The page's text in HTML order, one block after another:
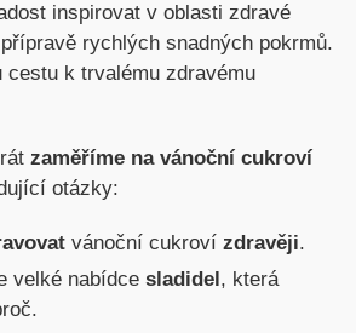
inspirovat v oblasti zdravé
rychlých snadných pokrmů.
k trvalému zdravému
zaměříme na vánoční cukroví
otázky:
vánoční cukroví zdravěji.
velké nabídcesladidel, která